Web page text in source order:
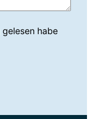
gelesen habe